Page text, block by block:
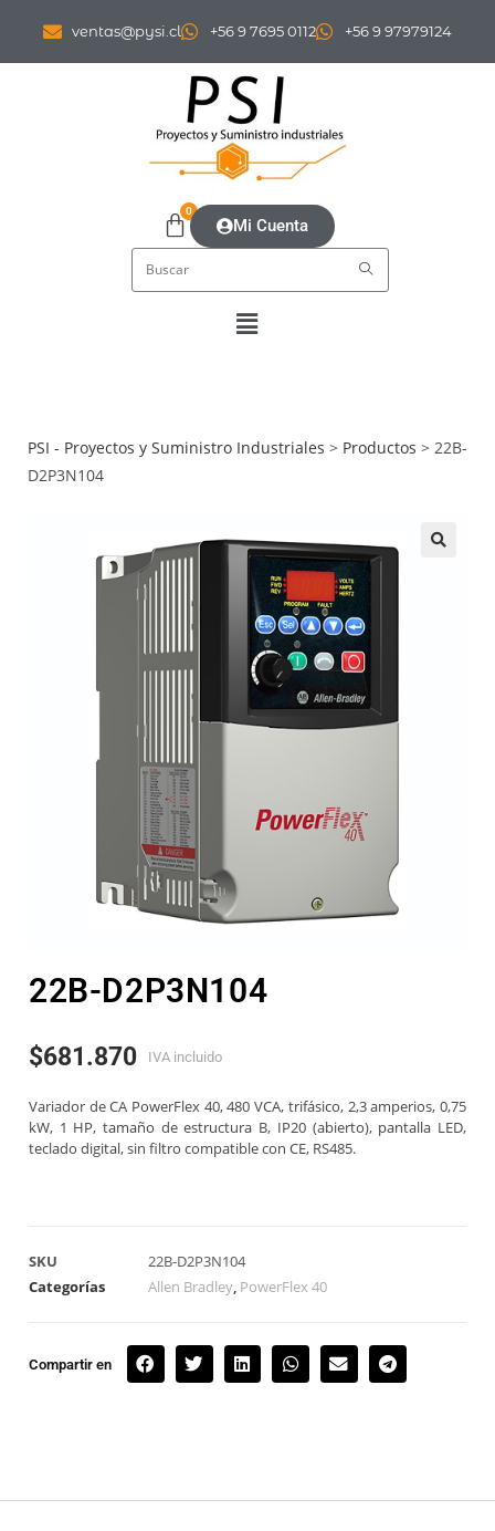
ventas@pysi.cl +56 9 7695 0112 +56 9 97979124
0
Mi Cuenta
PSI - Proyectos y Suministro Industriales > Productos > 22B-
D2P3N104
22B-D2P3N104
$681.870 IVA incluido
Variador de CA PowerFlex 40, 480 VCA, trifásico, 2,3 amperios, 0,75
kW, 1 HP, tamaño de estructura B, IP20 (abierto), pantalla LED,
teclado digital, sin filtro compatible con CE, RS485.
SKU
22B-D2P3N104
Categorías
Allen Bradley, PowerFlex 40
Compartir en